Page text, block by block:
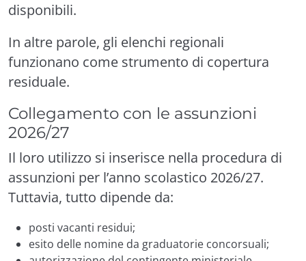
disponibili.
In altre parole, gli elenchi regionali
funzionano come strumento di copertura
residuale.
Collegamento con le assunzioni
2026/27
Il loro utilizzo si inserisce nella procedura di
assunzioni per l’anno scolastico 2026/27.
Tuttavia, tutto dipende da:
posti vacanti residui;
esito delle nomine da graduatorie concorsuali;